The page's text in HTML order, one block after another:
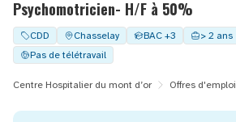
Psychomotricien- H/F à 50%
CDD Chasselay BAC +3 > 2 ans
Pas de télétravail
Centre Hospitalier du mont d’or Offres d'emploi